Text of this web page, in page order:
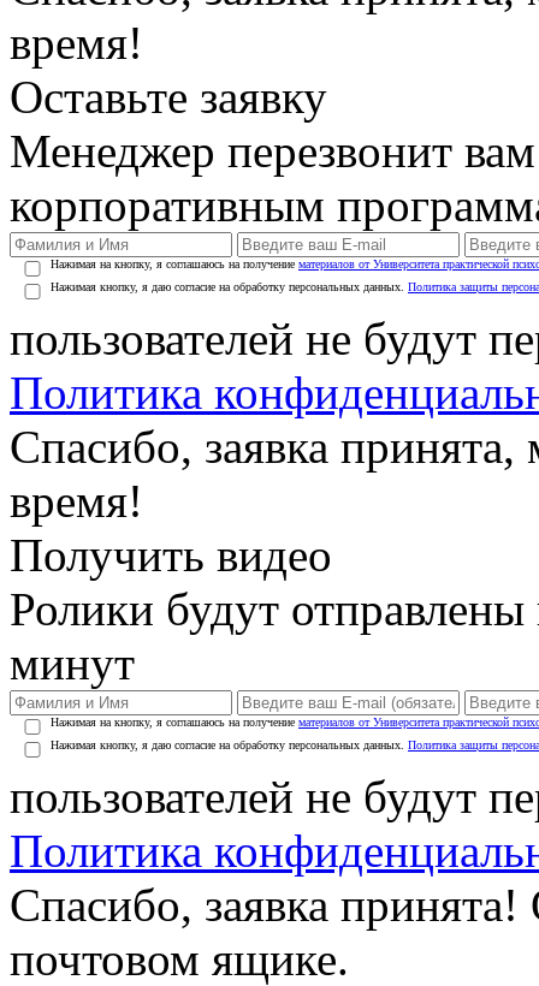
время!
Оставьте заявку
Менеджер перезвонит
корпоративным
Нажимая на кнопку, я соглашаюсь на получение материалов от Университета практической
Нажимая кнопку, я даю согласие на обработку персональных данных. Политика защиты
пользователей не будут
Политика
Спасибо, заявка
время!
Получить видео
Ролики будут
минут
Нажимая на кнопку, я соглашаюсь на получение материалов от Университета практической
Нажимая кнопку, я даю согласие на обработку персональных данных. Политика защиты
пользователей не будут
Политика
Спасибо, заявка
почтовом ящике.